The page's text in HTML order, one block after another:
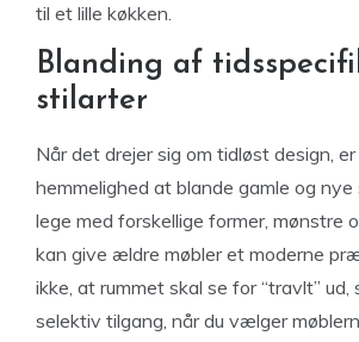
til et lille køkken.
Blanding af
stilarter
Når det drejer sig om tidløst design,
hemmelighed at blande gamle og
lege med forskellige former, mønstre
kan give ældre møbler et moderne
ikke, at rummet skal se for “travlt” ud,
selektiv tilgang, når du vælger